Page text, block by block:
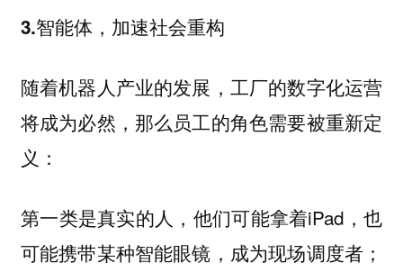
3.智能体，加速社会重构
随着机器人产业的发展，工厂的数字化运营
将成为必然，那么员工的角色需要被重新定
义：
第一类是真实的人，他们可能拿着iPad，也
可能携带某种智能眼镜，成为现场调度者；